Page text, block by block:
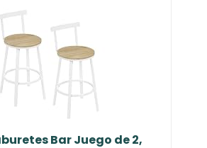
Bar Juego de 2,